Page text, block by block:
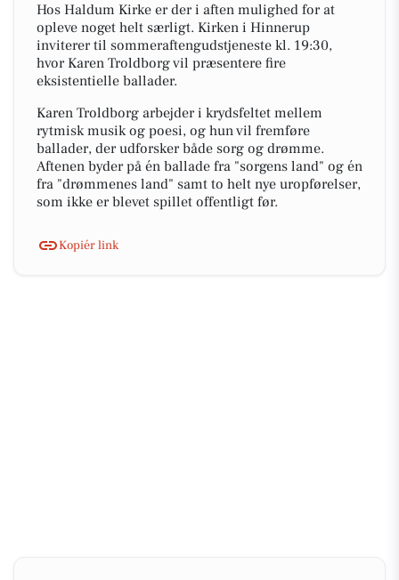
Hos Haldum Kirke er der i aften mulighed for at
opleve noget helt særligt. Kirken i Hinnerup
inviterer til sommeraftengudstjeneste kl. 19:30,
hvor Karen Troldborg vil præsentere fire
eksistentielle ballader.
Karen Troldborg arbejder i krydsfeltet mellem
rytmisk musik og poesi, og hun vil fremføre
ballader, der udforsker både sorg og drømme.
Aftenen byder på én ballade fra "sorgens land" og én
fra "drømmenes land" samt to helt nye uropførelser,
som ikke er blevet spillet offentligt før.
Kopiér link